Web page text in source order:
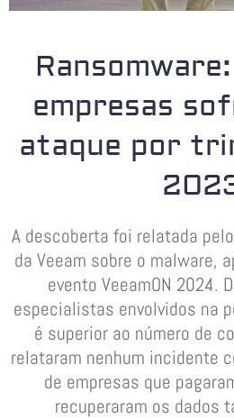
empresas
ataque por
A descoberta foi relatada
da Veeam sobre o malware,
evento VeeamON 2024.
especialistas envolvidos na
é superior ao número de
relataram nenhum incidente
de empresas que
recuperaram os dados